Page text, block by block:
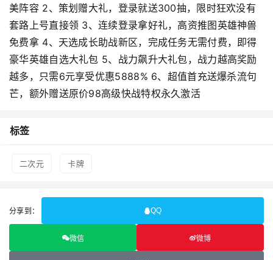
美阵容 2、策划赠大礼，登录就送300抽，限时狂欢没有
套路上号直接领 3、连续登录拿好礼，高资推图英雄神兽
免费拿 4、天选成长助战新区，完成任务无需付费，即得
豪华英雄自选大礼包 5、战力飙升大礼包，战力越高奖励
越多，只需6元享受优惠5888% 6、超值首充送爆杀流句
芒，额外赠送原价98高级快战特权永久激活
标签
二次元 卡牌
分享到： QQ
微信 微博